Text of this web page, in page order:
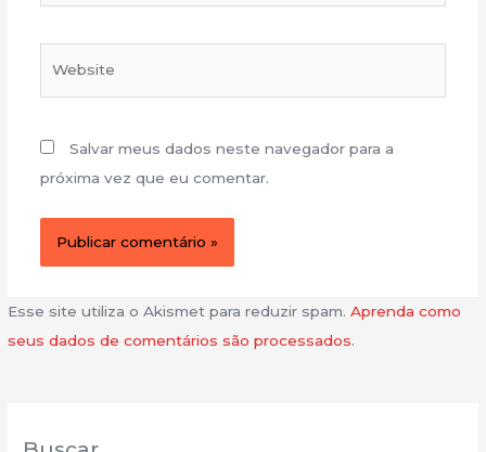
Salvar meus dados neste navegador para a
próxima vez que eu comentar.
Esse site utiliza o Akismet para reduzir spam.Aprenda como
seus dados de comentários são processados.